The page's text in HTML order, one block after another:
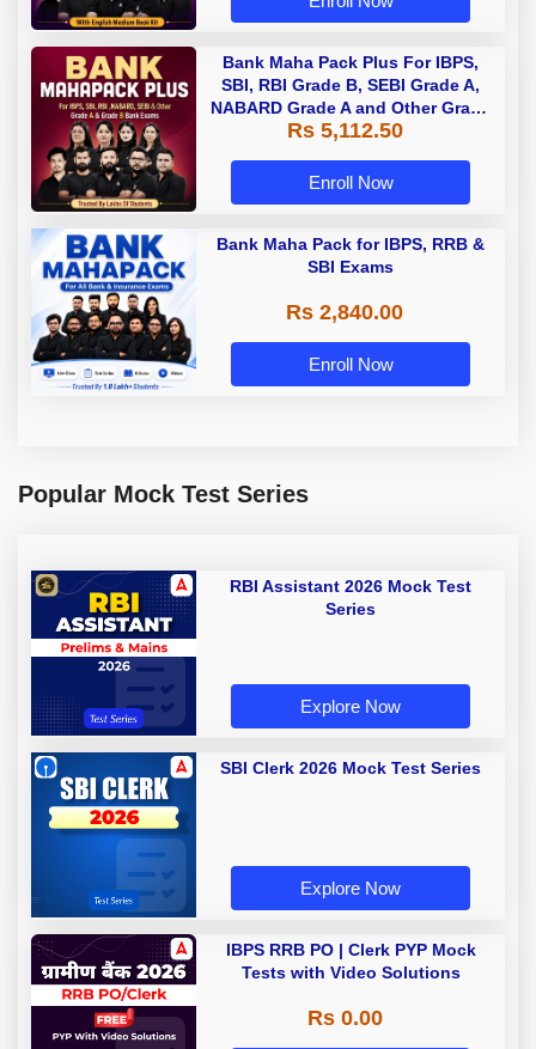
Bank Maha Pack Plus For IBPS,
SBI, RBI Grade B, SEBI Grade A,
NABARD Grade A and Other Grade
A & Grade B Bank Exams
Rs 5,112.50
Enroll Now
Bank Maha Pack for IBPS, RRB &
SBI Exams
Rs 2,840.00
Enroll Now
Popular Mock Test Series
RBI Assistant 2026 Mock Test
Series
Explore Now
SBI Clerk 2026 Mock Test Series
Explore Now
IBPS RRB PO | Clerk PYP Mock
Tests with Video Solutions
Rs 0.00